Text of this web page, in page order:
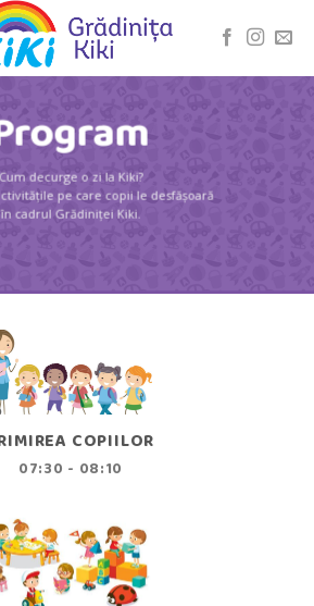
Cum decurge o zi la Kiki?
pe care copii le desfășoară
în cadrul Grădiniței Kiki.
COPIILOR
07:30 - 08:10